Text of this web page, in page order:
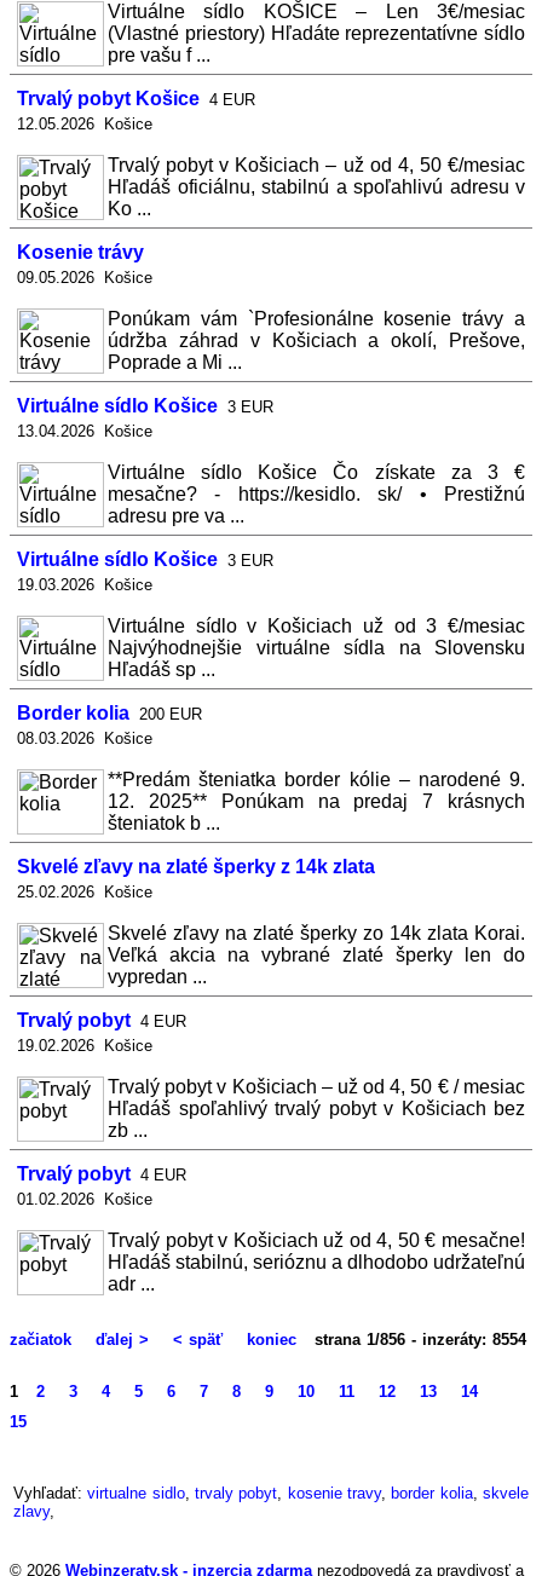
Virtuálne sídlo KOŠICE – Len 3€/mesiac
(Vlastné priestory) Hľadáte reprezentatívne sídlo
pre vašu f ...
Trvalý pobyt Košice 4 EUR
12.05.2026 Košice
Trvalý pobyt v Košiciach – už od 4, 50 €/mesiac
Hľadáš oficiálnu, stabilnú a spoľahlivú adresu v
Ko ...
Kosenie trávy
09.05.2026 Košice
Ponúkam vám `Profesionálne kosenie trávy a
údržba záhrad v Košiciach a okolí, Prešove,
Poprade a Mi ...
Virtuálne sídlo Košice 3 EUR
13.04.2026 Košice
Virtuálne sídlo Košice Čo získate za 3 €
mesačne? - https://kesidlo. sk/ • Prestižnú
adresu pre va ...
Virtuálne sídlo Košice 3 EUR
19.03.2026 Košice
Virtuálne sídlo v Košiciach už od 3 €/mesiac
Najvýhodnejšie virtuálne sídla na Slovensku
Hľadáš sp ...
Border kolia 200 EUR
08.03.2026 Košice
**Predám šteniatka border kólie – narodené 9.
12. 2025** Ponúkam na predaj 7 krásnych
šteniatok b ...
Skvelé zľavy na zlaté šperky z 14k zlata
25.02.2026 Košice
Skvelé zľavy na zlaté šperky zo 14k zlata Korai.
Veľká akcia na vybrané zlaté šperky len do
vypredan ...
Trvalý pobyt 4 EUR
19.02.2026 Košice
Trvalý pobyt v Košiciach – už od 4, 50 € / mesiac
Hľadáš spoľahlivý trvalý pobyt v Košiciach bez
zb ...
Trvalý pobyt 4 EUR
01.02.2026 Košice
Trvalý pobyt v Košiciach už od 4, 50 € mesačne!
Hľadáš stabilnú, serióznu a dlhodobo udržateľnú
adr ...
začiatok ďalej > < späť koniec strana 1/856 - inzeráty: 8554
1 2 3 4 5 6 7 8 9 10 11 12 13
14
15
Vyhľadať:virtualne sidlo,trvaly pobyt, kosenie travy, border kolia,skvele
zlavy,
© 2026 Webinzeraty.sk - inzercia zdarma nezodpovedá za pravdivosť a